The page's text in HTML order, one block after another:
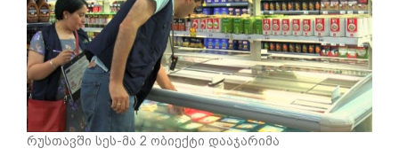
რუსთავში სეს-მა 2 ობიექტი დააჯარიმა